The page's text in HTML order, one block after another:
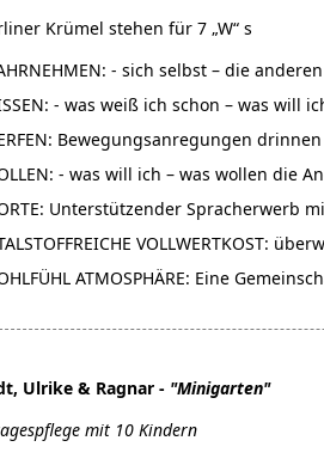
Krümel stehen für 7 „W“ s
- sich selbst – die
- was weiß ich schon – was will
Bewegungsanregungen
- was will ich – was wollen die
Unterstützender Spracherwerb
VOLLWERTKOST:
ATMOSPHÄRE: Eine
Ulrike & Ragnar - "Minigarten"
mit 10 Kindern